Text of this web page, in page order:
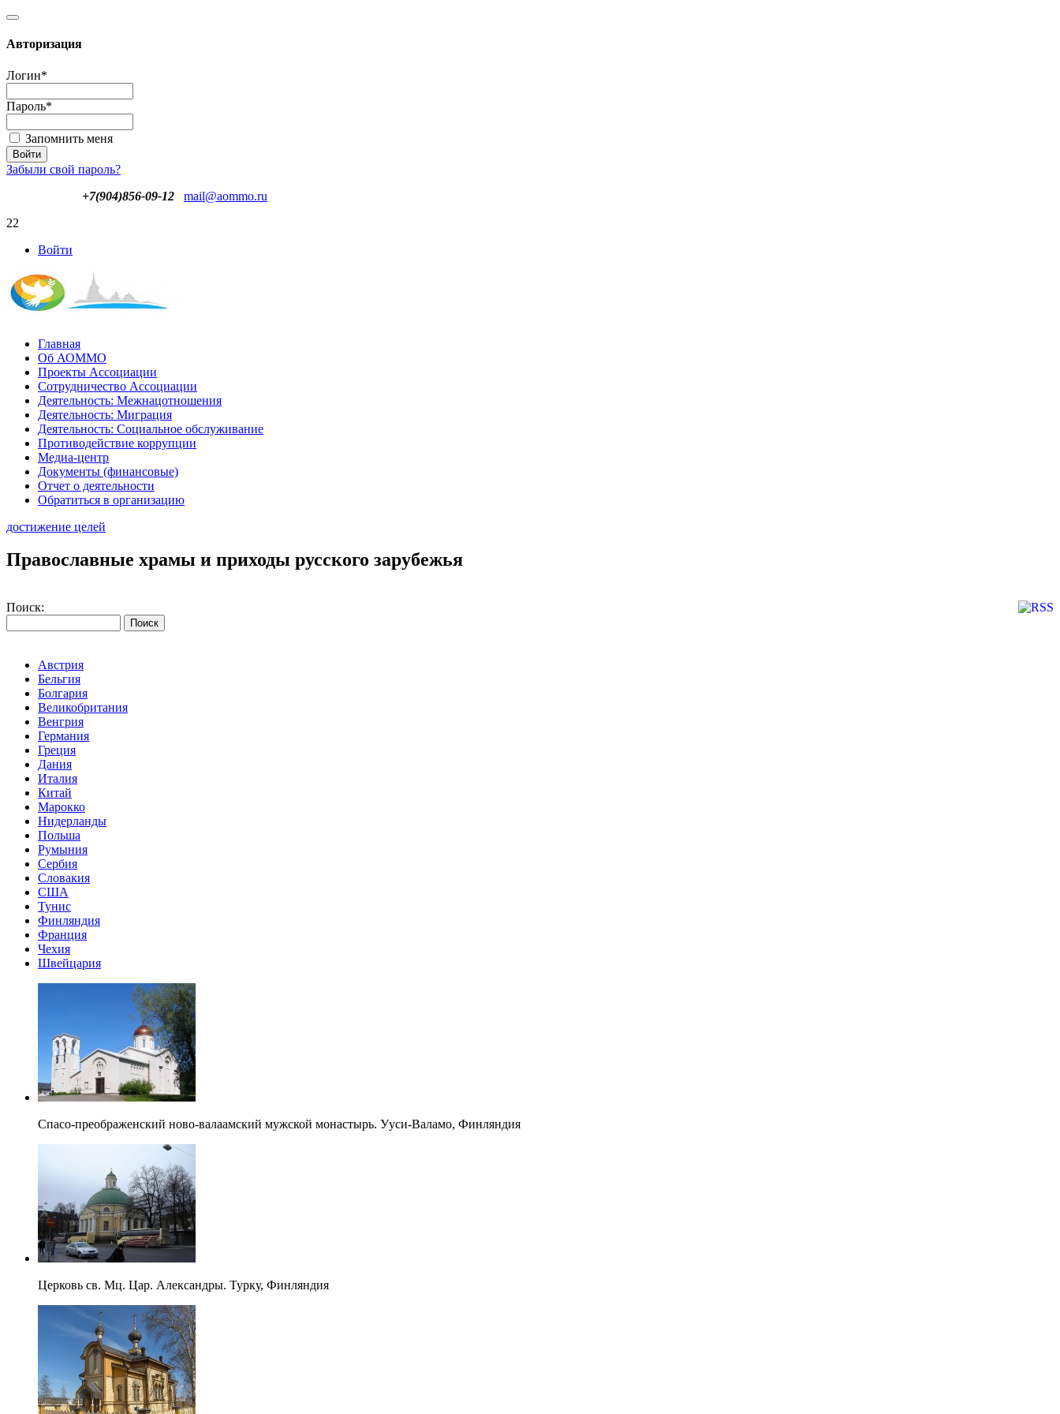
Авторизация
Логин*
Пароль*
Запомнить меня
Забыли свой пароль?
+7(904)856-09-12
mail@aommo.ru
22
Войти
Главная
Об АОММО
Проекты Ассоциации
Сотрудничество Ассоциации
Деятельность: Межнацотношения
Деятельность: Миграция
Деятельность: Социальное обслуживание
Противодействие коррупции
Медиа-центр
Документы (финансовые)
Отчет о деятельности
Обратиться в организацию
достижение целей
Православные храмы и приходы русского зарубежья
Поиск:
Австрия
Бельгия
Болгария
Великобритания
Венгрия
Германия
Греция
Дания
Италия
Китай
Марокко
Нидерланды
Польша
Румыния
Сербия
Словакия
США
Тунис
Финляндия
Франция
Чехия
Швейцария
Спасо-преображенский ново-валаамский мужской монастырь. Ууси-Валамо, Финляндия
Церковь св. Мц. Цар. Александры. Турку, Финляндия